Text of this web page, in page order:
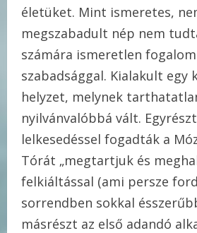
életüket. Mint ismeretes,
megszabadult nép nem
számára ismeretlen
szabadsággal. Kialakult egy
helyzet, melynek
nyilvánvalóbbá vált.
lelkesedéssel fogadták a
Tórát „megtartjuk és
felkiáltással (ami persze
sorrendben sokkal
másrészt az első adandó